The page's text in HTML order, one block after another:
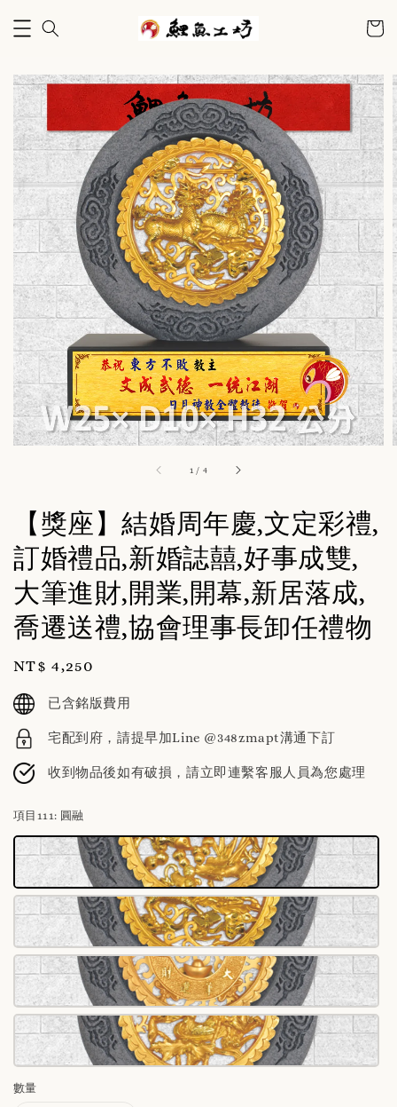
1 / 4
【獎座】結婚周年慶,文定彩禮,
訂婚禮品,新婚誌囍,好事成雙,
大筆進財,開業,開幕,新居落成,
喬遷送禮,協會理事長卸任禮物
Regular
price
NT$ 4,250
已含銘版費用
宅配到府，請提早加Line @348zmapt溝通下訂
收到物品後如有破損，請立即連繫客服人員為您處理
項目111: 圓融
數量